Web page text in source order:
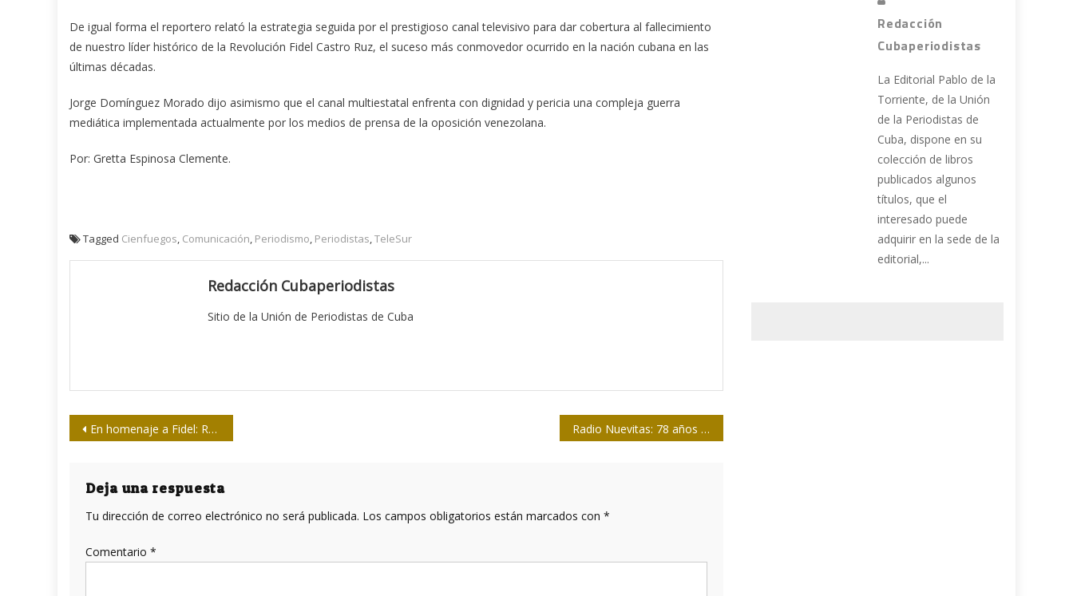
De igual forma el reportero relató la estrategia seguida por el prestigioso canal televisivo para dar cobertura al fallecimiento
de nuestro líder histórico de la Revolución Fidel Castro Ruz, el suceso más conmovedor ocurrido en la nación cubana en las
últimas décadas.
Jorge Domínguez Morado dijo asimismo que el canal multiestatal enfrenta con dignidad y pericia una compleja guerra
mediática implementada actualmente por los medios de prensa de la oposición venezolana.
Por: Gretta Espinosa Clemente.
Tagged Cienfuegos, Comunicación, Periodismo, Periodistas,TeleSur
Redacción Cubaperiodistas
Sitio de la Unión de Periodistas de Cuba
Navegación
entradas
En homenaje a Fidel: Revista de la Biblioteca Nacional de Cuba José Martí Radio Nuevitas: 78 años de magia, sonido y compromiso
Deja una respuesta
Tu dirección de correo electrónico no será publicada. Los campos obligatorios están marcados con *
Comentario *
Redacción
Cubaperiodistas
La Editorial Pablo de la
Torriente, de la Unión
de la Periodistas de
Cuba, dispone en su
colección de libros
publicados algunos
títulos, que el
interesado puede
adquirir en la sede de la
editorial,...